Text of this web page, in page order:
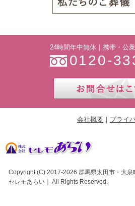
24時間年中無休｜携帯・公
0120-
会社概要 プライ
Copyright (C) 2017-2026 群馬県太田市・大泉
セレモあらい｜ All Rights Reserved.